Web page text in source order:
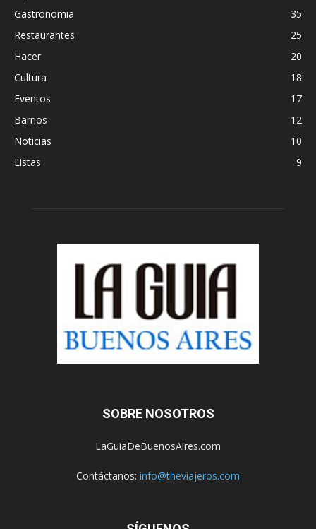
Gastronomia
35
Restaurantes
25
Hacer
20
Cultura
18
Eventos
17
Barrios
12
Noticias
10
Listas
9
SOBRE NOSOTROS
LaGuiaDeBuenosAires.com
Contáctanos: info@theviajeros.com